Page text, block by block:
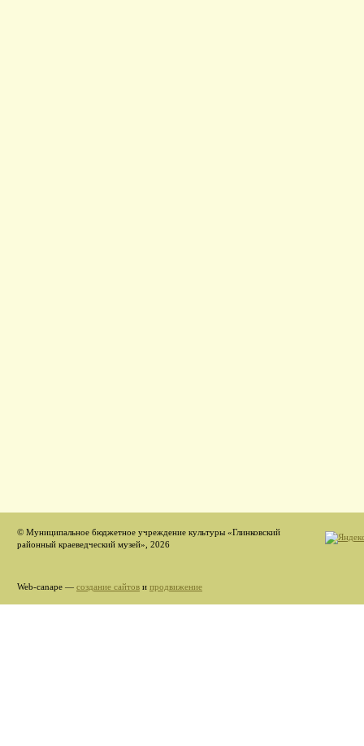
© Муниципальное бюджетное учреждение культуры «Глинковский
районный краеведческий музей», 2026
Web-canape — создание сайтов и продвижение